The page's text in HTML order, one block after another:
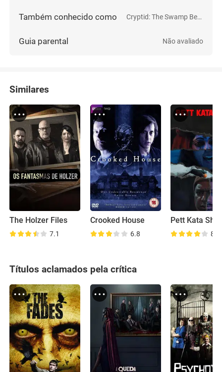
Também conhecido como Cryptid: The Swamp Beast
Guia parental Não avaliado
Similares
The Holzer Files
7.1
Crooked House
6.8
Pett Kata
8.0
Títulos aclamados pela crítica